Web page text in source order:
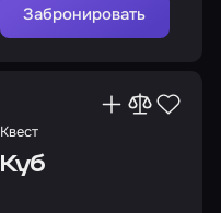
Забронировать
Квест
Куб